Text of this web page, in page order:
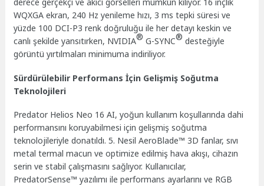
WQXGA ekran, 240 Hz yenileme hızı, 3 ms tepki süresi ve
yüzde 100 DCI-P3 renk doğruluğu ile her detayı keskin ve
canlı şekilde yansıtırken, NVIDIA® G-SYNC® desteğiyle
görüntü yırtılmaları minimuma indiriliyor.
Sürdürülebilir Performans İçin Gelişmiş Soğutma
Teknolojileri
Predator Helios Neo 16 AI, yoğun kullanım koşullarında dahi
performansını koruyabilmesi için gelişmiş soğutma
teknolojileriyle donatıldı. 5. Nesil AeroBlade™ 3D fanlar, sıvı
metal termal macun ve optimize edilmiş hava akışı, cihazın
serin ve stabil çalışmasını sağlıyor. Kullanıcılar,
PredatorSense™ yazılımı ile performans ayarlarını ve RGB